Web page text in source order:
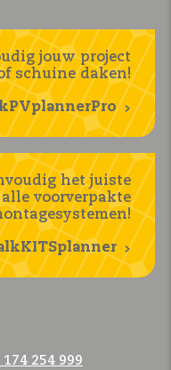
jouw project
schuine daken!
het juiste
voorverpakte
174 254 999